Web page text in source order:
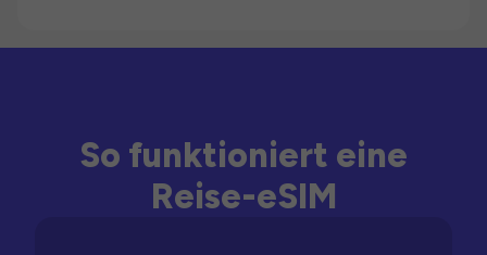
So funktioniert eine
Reise-eSIM